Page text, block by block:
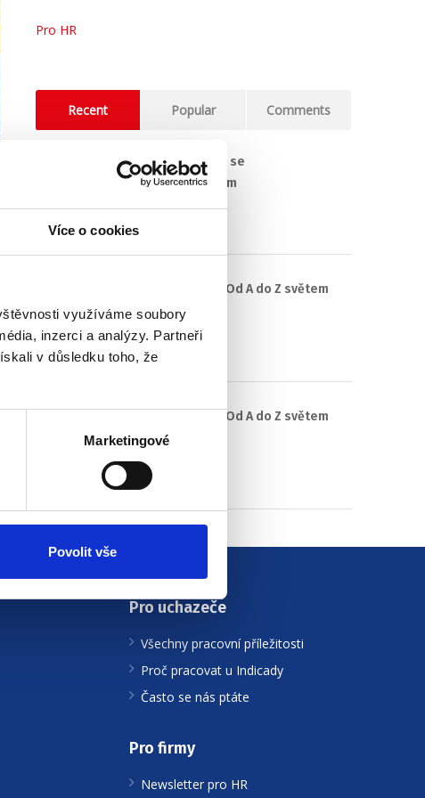
Více o cookies
využíváme soubory
inzerci a analýzy. Partneři
v důsledku toho, že
Marketingové
Povolit vše
Pro HR
Recent Popular Comments
(Ne)komunikace se
zaměstnavatelem
18. 9. 2025
#3 HR Abeceda: Od A do Z světem
personalistiky
12. 8. 2025
#2 HR Abeceda: Od A do Z světem
personalistiky
22. 7. 2025
Pro uchazeče
Všechny pracovní příležitosti
Proč pracovat u Indicady
Často se nás ptáte
Pro firmy
Newsletter pro HR